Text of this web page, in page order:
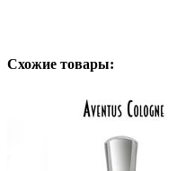
Схожие товары: